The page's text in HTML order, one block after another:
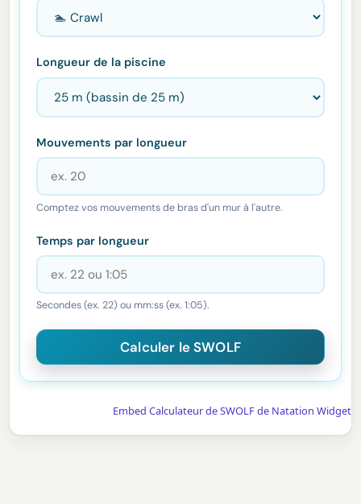
Longueur de la piscine
Mouvements par longueur
Comptez vos mouvements de bras d'un mur à l'autre.
Temps par longueur
Secondes (ex. 22) ou mm:ss (ex. 1:05).
Embed Calculateur de SWOLF de Natation Widget